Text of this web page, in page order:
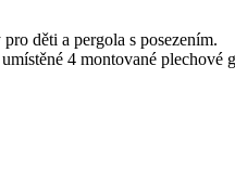
děti a pergola s posezením.
4 montované plechové